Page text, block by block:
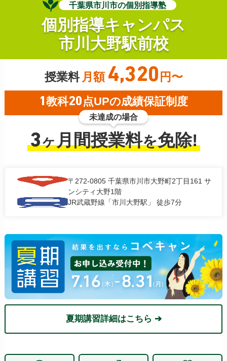
千葉県市川市の個別指導塾
個別指導キャンパス
市川大野駅前校
授業料 月額 4,320 円〜
1 教科20 点UPの成績保証制度
未達成の場合
3ヶ月間授業料を免除!
〒272-0805 千葉県市川市大野町2丁目161 サ
ンシティ大野1階
JR武蔵野線「市川大野駅」 徒歩7分
夏期講習詳細はこちら ➔